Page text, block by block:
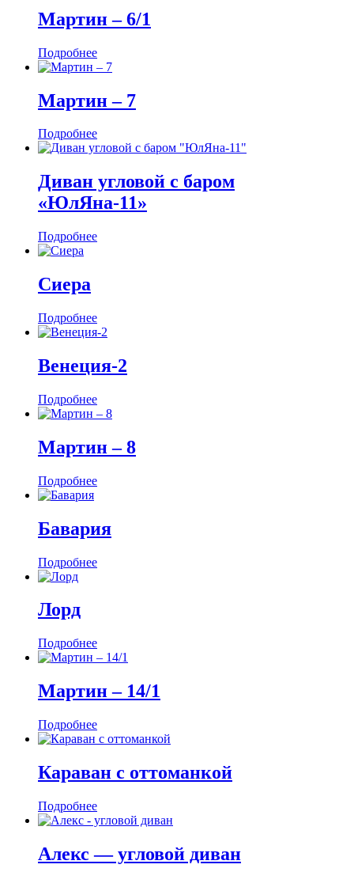
Мартин ‒ 6/1
Подробнее
Мартин ‒ 7
Подробнее
Диван угловой с баром
«ЮлЯна-11»
Подробнее
Сиера
Подробнее
Венеция-2
Подробнее
Мартин ‒ 8
Подробнее
Бавария
Подробнее
Лорд
Подробнее
Мартин ‒ 14/1
Подробнее
Караван с оттоманкой
Подробнее
Алекс — угловой диван